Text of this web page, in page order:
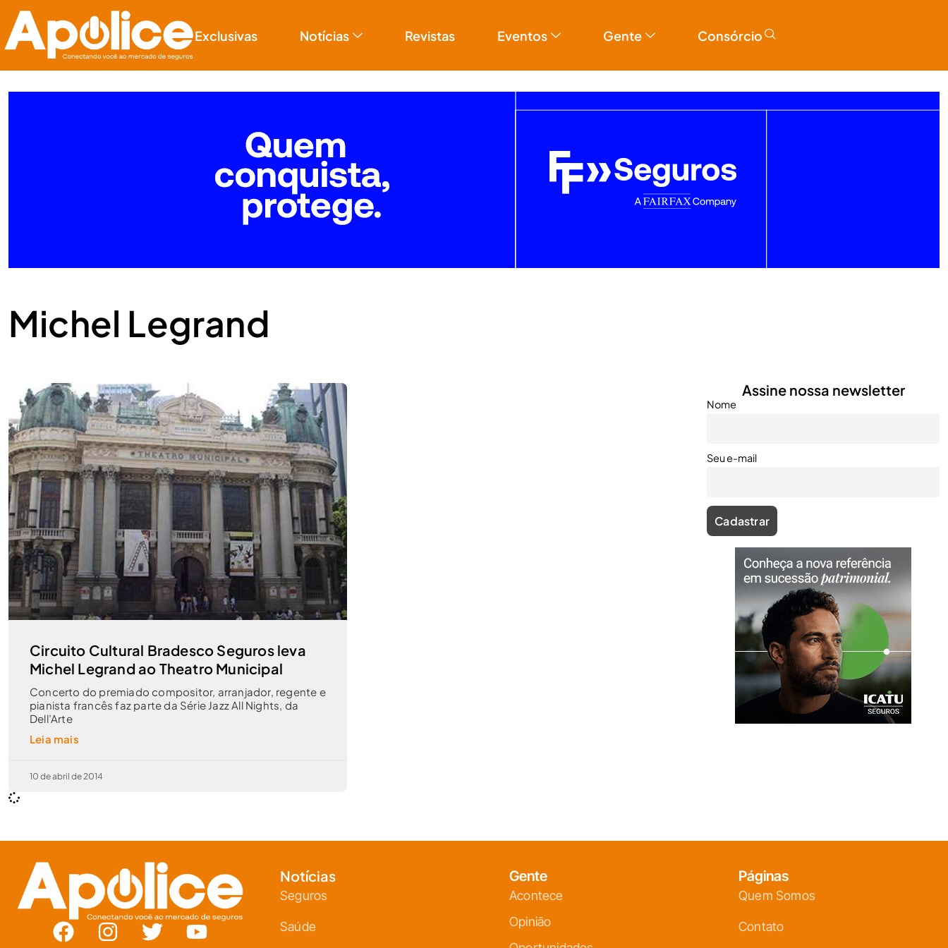
Exclusivas Notícias Revistas Eventos Gente Consórcio
Michel Legrand
Circuito Cultural Bradesco Seguros leva
Michel Legrand ao Theatro Municipal
Concerto do premiado compositor, arranjador, regente e
pianista francês faz parte da Série Jazz All Nights, da
Dell’Arte
Leia mais
10 de abril de 2014
Assine nossa newsletter
Nome
Seu e-mail
Notícias
Seguros
Saúde
Gente
Acontece
Opinião
Páginas
Quem Somos
Contato